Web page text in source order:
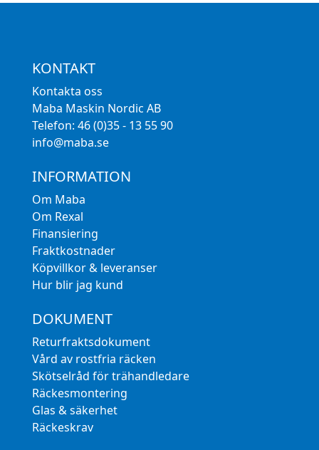
KONTAKT
Kontakta oss
Maba Maskin Nordic AB
Telefon: 46 (0)35 - 13 55 90
info@maba.se
INFORMATION
Om Maba
Om Rexal
Finansiering
Fraktkostnader
Köpvillkor & leveranser
Hur blir jag kund
DOKUMENT
Returfraktsdokument
Vård av rostfria räcken
Skötselråd för trähandledare
Räckesmontering
Glas & säkerhet
Räckeskrav